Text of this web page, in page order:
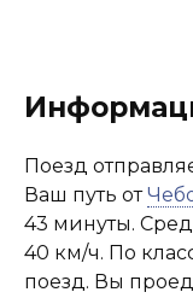
Поезд
Ваш путь от
43 минуты.
40 км/ч. По
поезд. Вы